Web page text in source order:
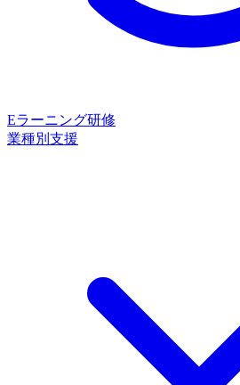
Eラーニング研修
業種別支援